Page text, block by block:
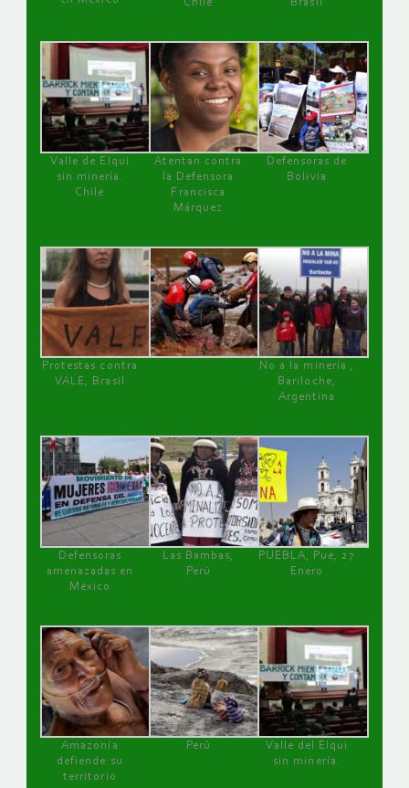
Valle de Elqui
sin minería.
Chile
Atentan contra
la Defensora
Francisca
Márquez
Defensoras de
Bolivia
Protestas contra
VALE, Brasil
No a la minería ,
Bariloche,
Argentina
Defensoras
amenazadas en
México
Las Bambas,
Perú
PUEBLA, Pue, 27
Enero
Amazonía
defiende su
territorio
Perú
Valle del Elqui
sin minería.